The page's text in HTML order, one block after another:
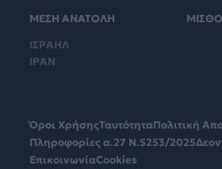
ΜΕΣΗ ΑΝΑΤΟΛΗ
ΙΣΡΑΗΛ
ΙΡΑΝ
Όροι ΧρήσηςΤαυτότηταΠολιτική
Πληροφορίες α.27 Ν.5253/2025
ΕπικοινωνίαCookies